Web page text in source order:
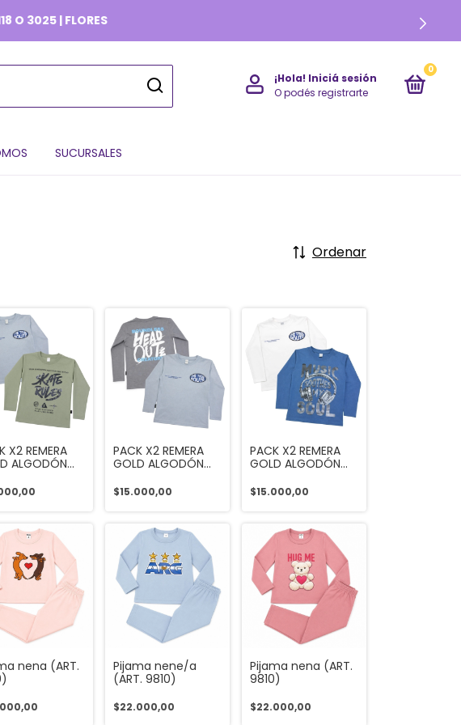
¡Hola! Iniciá sesión
O podés registrarte
0
SUCURSALES
Ordenar
X2 REMERA
ALGODÓN
PACK X2 REMERA
GOLD ALGODÓN
$15.000,00
PACK X2 REMERA
GOLD ALGODÓN
$15.000,00
nena (ART.
Pijama nene/a
(ART. 9810)
$22.000,00
Pijama nena (ART.
9810)
$22.000,00